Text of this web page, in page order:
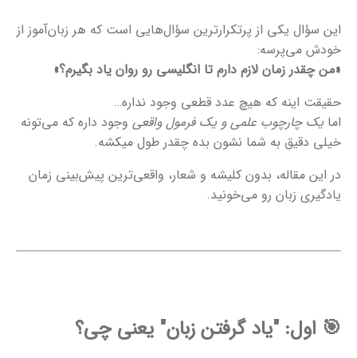
این سؤال یکی از پرتکرارترین سؤال‌هایی است که هر زبان‌آموز از
خودش می‌پرسه:
«من چقدر زمان لازم دارم تا انگلیسی رو روان یاد بگیرم؟»
حقیقت اینه که هیچ عدد قطعی وجود نداره…
اما یک چارچوب علمی و یک فرمول واقعی وجود داره که می‌تونه
خیلی دقیق به شما نشون بده چقدر طول میکشه.
در این مقاله، بدون کلیشه و شعار، واقعی‌ترین پیش‌بینی زمان
یادگیری زبان رو می‌خونید.
🎯 اول: "یاد گرفتن زبان" یعنی چی؟